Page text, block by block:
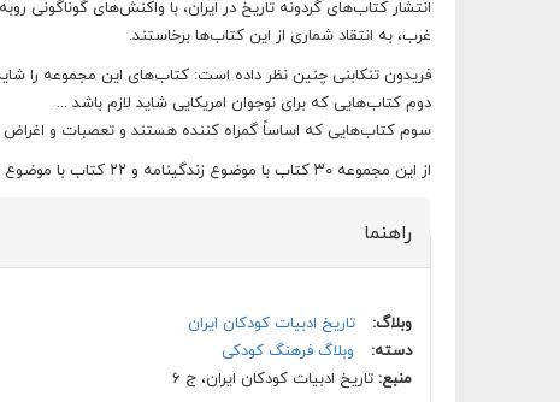
انتشار کتاب‌های گردونه تاریخ در ایران، با واکنش‌های
غرب، به انتقاد شماری از این کتاب‌ها برخاستند.
فریدون تنکابنی چنین نظر داده است: کتاب‌های این مجموعه
دوم کتاب‌هایی که برای نوجوان امریکایی شاید لازم باشد ...
سوم کتاب‌هایی که اساساً گمراه کننده هستند و تعصبات و اغراض
از این مجموعه ۳۰ کتاب با موضوع زندگینامه و ۲۲ کتاب با موضوع دانش اجتماعی به چاپ رسیدند و برخی از آن‌ها بازچاپ شدند.
راهنما
وبلاگ:
تاریخ ادبیات کودکان ایران
دسته:
وبلاگ فرهنگ کودکی
منبع: تاریخ ادبیات کودکان ایران، ج ۶